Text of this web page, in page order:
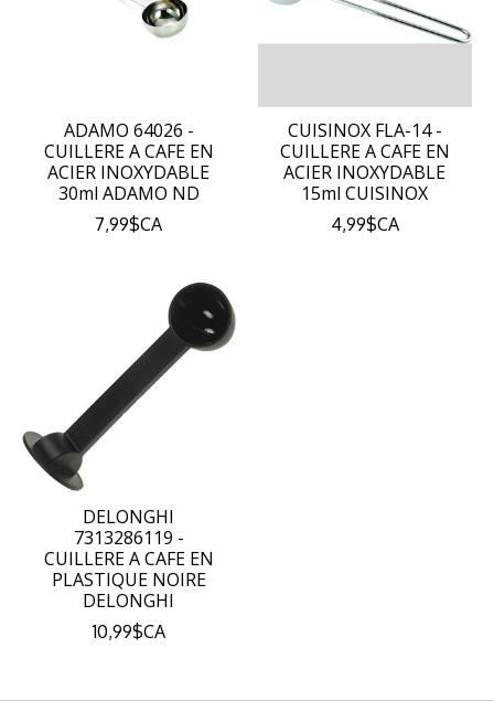
ADAMO 64026 -
CUILLERE A CAFE EN
ACIER INOXYDABLE
30ml ADAMO ND
7,99$CA
CUISINOX FLA-14 -
CUILLERE A CAFE EN
ACIER INOXYDABLE
15ml CUISINOX
4,99$CA
DELONGHI
7313286119 -
CUILLERE A CAFE EN
PLASTIQUE NOIRE
DELONGHI
10,99$CA